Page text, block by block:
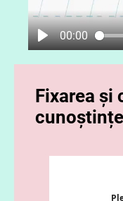
00:00
Fixarea și